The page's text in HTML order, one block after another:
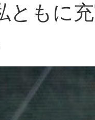
ともに